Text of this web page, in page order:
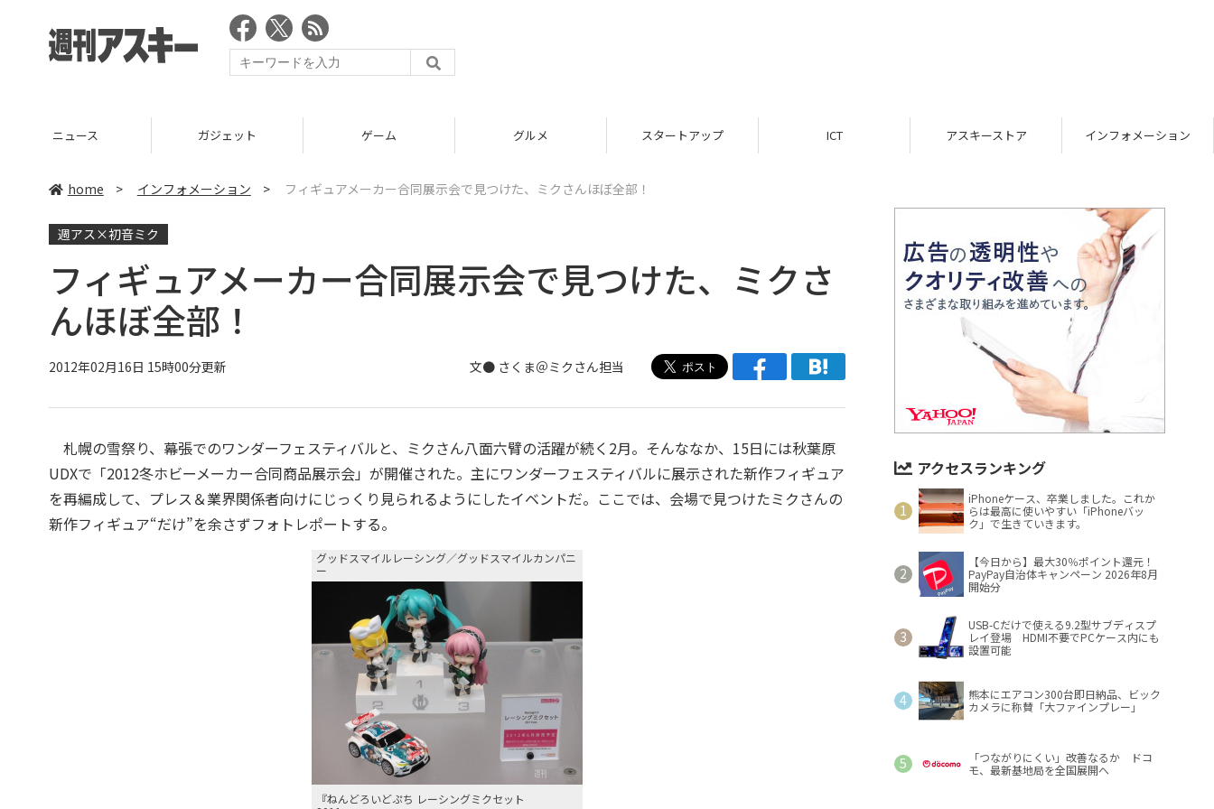
ガジェット ゲーム グルメ スタートアップ ICT アスキーストア インフォメーション TOP
home > インフォメーション > フィギュアメーカー合同展示会で見つけた、ミクさんほぼ全部！
週アス×初音ミク
フィギュアメーカー合同展示会で見つけた、ミクさ
んほぼ全部！
2012年02月16日 15時00分更新 文● さくま＠ミクさん担当
札幌の雪祭り、幕張でのワンダーフェスティバルと、ミクさん八面六臂の活躍が続く2月。そんななか、15日には秋葉原
UDXで「2012冬ホビーメーカー合同商品展示会」が開催された。主にワンダーフェスティバルに展示された新作フィギュア
を再編成して、プレス＆業界関係者向けにじっくり見られるようにしたイベントだ。ここでは、会場で見つけたミクさんの
新作フィギュア“だけ”を余さずフォトレポートする。
グッドスマイルレーシング／グッドスマイルカンパニ
ー
『ねんどろいどぷち レーシングミクセット
アクセスランキング
iPhoneケース、卒業しました。これか
らは最高に使いやすい「iPhoneバッ
ク」で生きていきます。
【今日から】最大30％ポイント還元！
PayPay自治体キャンペーン 2026年8月
開始分
USB-Cだけで使える9.2型サブディスプ
レイ登場 HDMI不要でPCケース内にも
設置可能
熊本にエアコン300台即日納品、ビック
カメラに称賛「大ファインプレー」
「つながりにくい」改善なるか ドコ
モ、最新基地局を全国展開へ